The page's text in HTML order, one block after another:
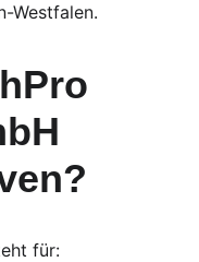
Westfalen.
für: